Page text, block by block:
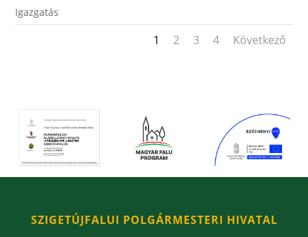
Igazgatás
1 2 3 4 Következő
SZIGETÚJFALUI POLGÁRMESTERI HIVATAL